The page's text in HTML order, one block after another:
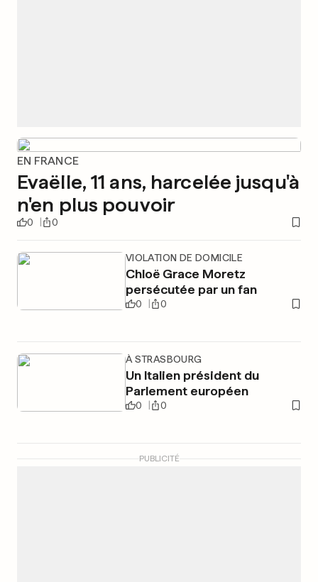
EN FRANCE
Evaëlle, 11 ans, harcelée jusqu'à
n'en plus pouvoir
0 0
VIOLATION DE DOMICILE
Chloë Grace Moretz
persécutée par un fan
0 0
À STRASBOURG
Un Italien président du
Parlement européen
0 0
PUBLICITÉ